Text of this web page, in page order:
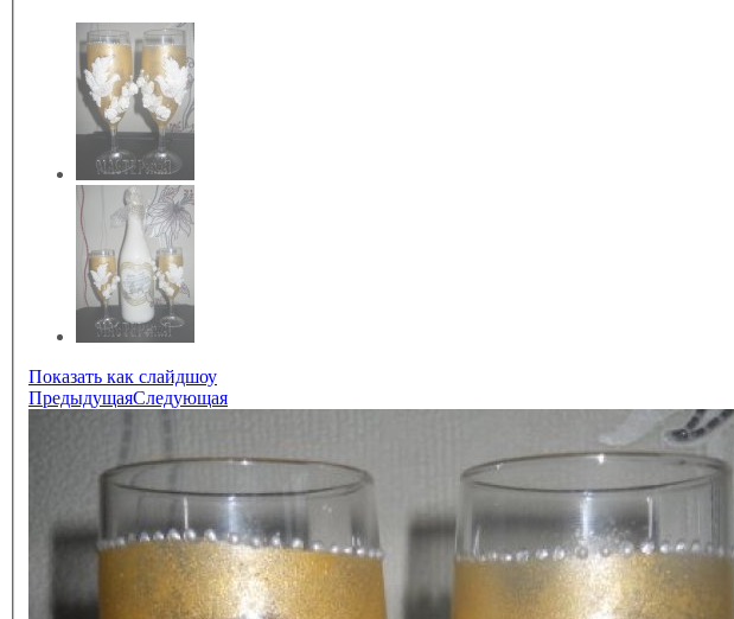
Показать как слайдшоу
ПредыдущаяСледующая